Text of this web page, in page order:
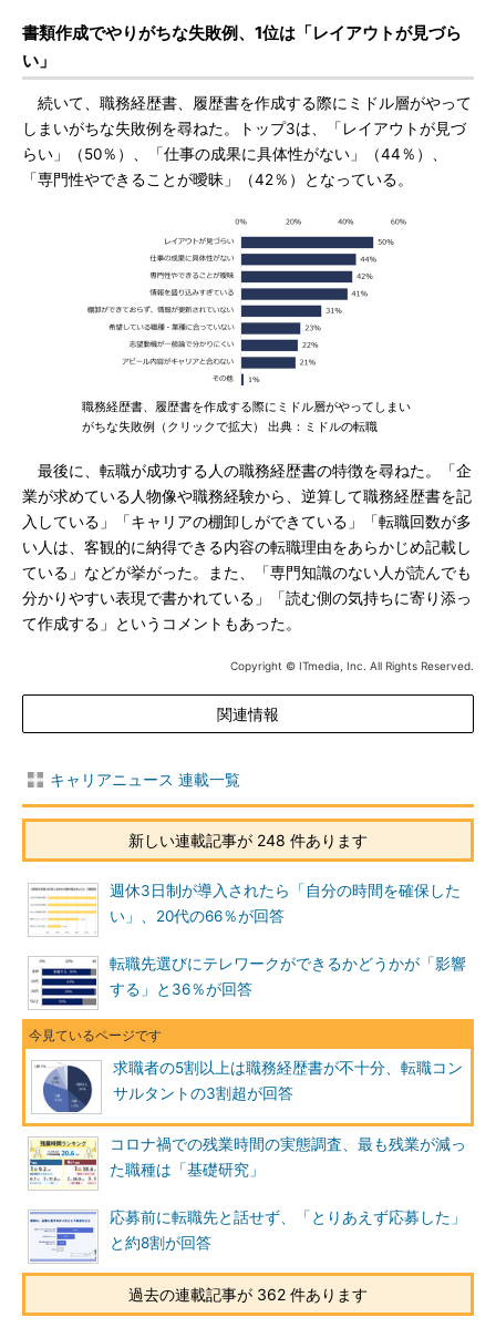
書類作成でやりがちな失敗例、1位は「レイアウトが見づら
い」
続いて、職務経歴書、履歴書を作成する際にミドル層がやって
しまいがちな失敗例を尋ねた。トップ3は、「レイアウトが見づ
らい」（50％）、「仕事の成果に具体性がない」（44％）、
「専門性やできることが曖昧」（42％）となっている。
職務経歴書、履歴書を作成する際にミドル層がやってしまい
がちな失敗例（クリックで拡大） 出典：ミドルの転職
最後に、転職が成功する人の職務経歴書の特徴を尋ねた。「企
業が求めている人物像や職務経験から、逆算して職務経歴書を記
入している」「キャリアの棚卸しができている」「転職回数が多
い人は、客観的に納得できる内容の転職理由をあらかじめ記載し
ている」などが挙がった。また、「専門知識のない人が読んでも
分かりやすい表現で書かれている」「読む側の気持ちに寄り添っ
て作成する」というコメントもあった。
Copyright © ITmedia, Inc. All Rights Reserved.
関連情報
キャリアニュース 連載一覧
新しい連載記事が 248 件あります
週休3日制が導入されたら「自分の時間を確保した
い」、20代の66％が回答
転職先選びにテレワークができるかどうかが「影響
する」と36％が回答
求職者の5割以上は職務経歴書が不十分、転職コン
サルタントの3割超が回答
コロナ禍での残業時間の実態調査、最も残業が減っ
た職種は「基礎研究」
応募前に転職先と話せず、「とりあえず応募した」
と約8割が回答
過去の連載記事が 362 件あります